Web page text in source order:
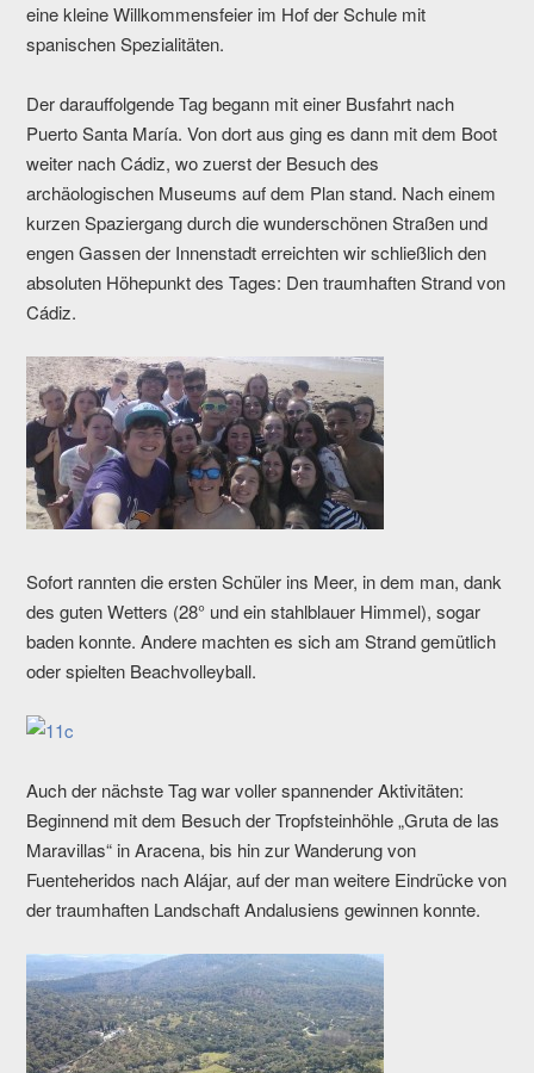
eine kleine Willkommensfeier im Hof der Schule mit
spanischen Spezialitäten.
Der darauffolgende Tag begann mit einer Busfahrt nach
Puerto Santa María. Von dort aus ging es dann mit dem Boot
weiter nach Cádiz, wo zuerst der Besuch des
archäologischen Museums auf dem Plan stand. Nach einem
kurzen Spaziergang durch die wunderschönen Straßen und
engen Gassen der Innenstadt erreichten wir schließlich den
absoluten Höhepunkt des Tages: Den traumhaften Strand von
Cádiz.
Sofort rannten die ersten Schüler ins Meer, in dem man, dank
des guten Wetters (28° und ein stahlblauer Himmel), sogar
baden konnte. Andere machten es sich am Strand gemütlich
oder spielten Beachvolleyball.
Auch der nächste Tag war voller spannender Aktivitäten:
Beginnend mit dem Besuch der Tropfsteinhöhle „Gruta de las
Maravillas“ in Aracena, bis hin zur Wanderung von
Fuenteheridos nach Alájar, auf der man weitere Eindrücke von
der traumhaften Landschaft Andalusiens gewinnen konnte.